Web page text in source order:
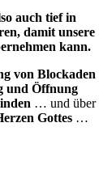
auch tief in
damit unsere
kann.
von Blockaden
und Öffnung
… und über
Gottes …